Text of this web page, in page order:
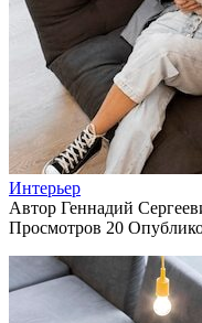
Интерьер
Автор Геннадий
Просмотров 20